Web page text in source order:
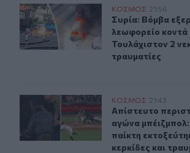
Συρία: Βόμβα εξερράγη σε
ΚΟΣΜΟΣ 21:56
Συρία: Βόμβα
Συρία: Βόμβα
λεωφορείο
Τουλάχιστον 2
τραυματίες
Απίστευτο περιστατικό σε αγώνα
ΚΟΣΜΟΣ 21:43
Απίστευτο
Απίστευτο
αγώνα
παίκτη
κερκίδες και